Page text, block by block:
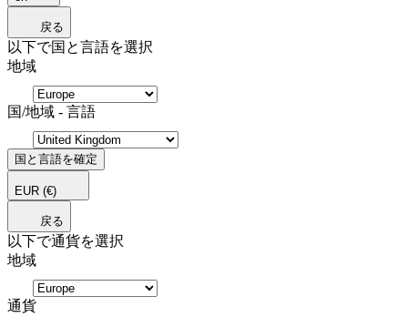
戻る
以下で国と言語を選択
地域
国/地域 - 言語
国と言語を確定
EUR (€)
戻る
以下で通貨を選択
地域
通貨